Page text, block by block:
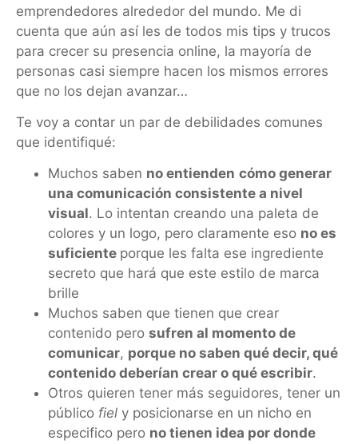
emprendedores alrededor del mundo. Me di
cuenta que aún así les de todos mis tips y trucos
para crecer su presencia online, la mayoría de
personas casi siempre hacen los mismos errores
que no los dejan avanzar…
Te voy a contar un par de debilidades comunes
que identifiqué:
Muchos saben no entienden cómo generar
una comunicación consistente a nivel
visual. Lo intentan creando una paleta de
colores y un logo, pero claramente eso no es
suficiente porque les falta ese ingrediente
secreto que hará que este estilo de marca
brille
Muchos saben que tienen que crear
contenido pero sufren al momento de
comunicar, porque no saben qué decir, qué
contenido deberían crear o qué escribir.
Otros quieren tener más seguidores, tener un
público fiel y posicionarse en un nicho en
especifico pero no tienen idea por donde